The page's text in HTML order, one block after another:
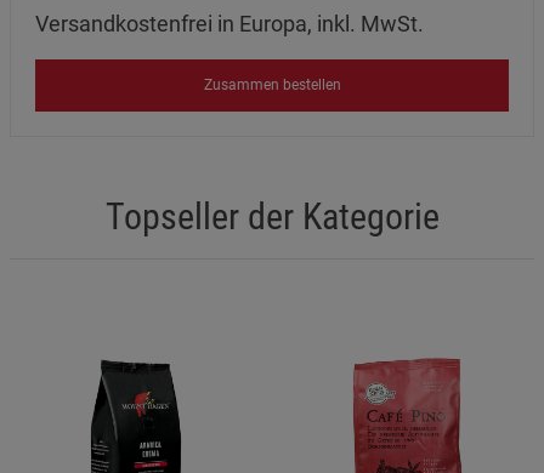
Versandkostenfrei in Europa, inkl. MwSt.
Zusammen bestellen
Topseller der Kategorie